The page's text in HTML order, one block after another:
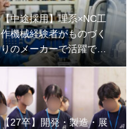
【中途採用】理系×NC工
作機械経験者がものづく
りのメーカーで活躍でき
る理由
【27卒】開発・製造・展